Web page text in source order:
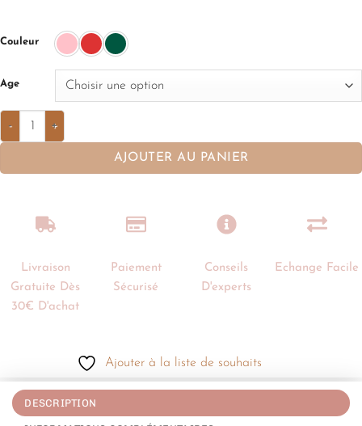
Couleur
Age
AJOUTER AU PANIER
Livraison
Gratuite Dès
30€ D'achat
Paiement
Sécurisé
Conseils
D'experts
Echange Facile
Ajouter à la liste de souhaits
DESCRIPTION